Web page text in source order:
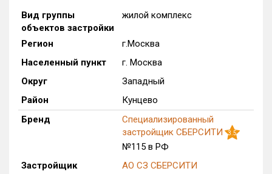
Только новые
Оценка ЕРЗ ЖК
с продажами
Найдено:
Вид группы
объектов застройки
жилой комплекс
Регион
г.Москва
Населенный пункт
г. Москва
Округ
Западный
Район
Кунцево
Бренд
Специализированный
застройщик СБЕРСИТИ
3.5
№115 в РФ
Застройщик
АО СЗ СБЕРСИТИ